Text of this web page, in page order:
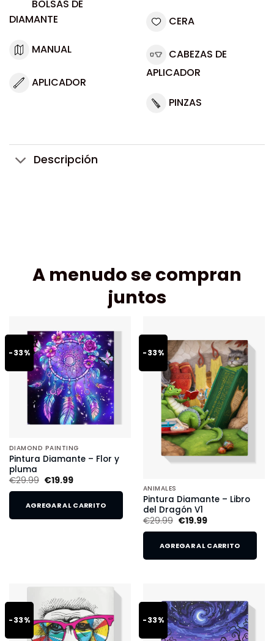
BOLSAS DE
DIAMANTE
MANUAL
APLICADOR
CERA
CABEZAS DE
APLICADOR
PINZAS
Descripción
A menudo se compran
juntos
-33%
DIAMOND PAINTING
Pintura Diamante – Flor y
pluma
€29.99 €19.99
AGREGAR AL CARRITO
-33%
ANIMALES
Pintura Diamante – Libro
del Dragón V1
€29.99 €19.99
AGREGAR AL CARRITO
-33% -33%